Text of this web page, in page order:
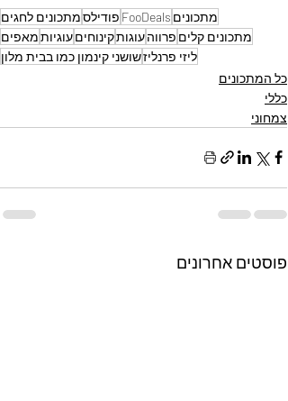
מתכונים FooDeals פודילסמתכונים לחגים
מתכונים קלים פרווהעוגותקינוחיםעוגיותמאפים
ליזי פרנליזשושני קינמון כמו בבית מלון
כל המתכונים
כללי
צמחוני
פוסטים אחרונים